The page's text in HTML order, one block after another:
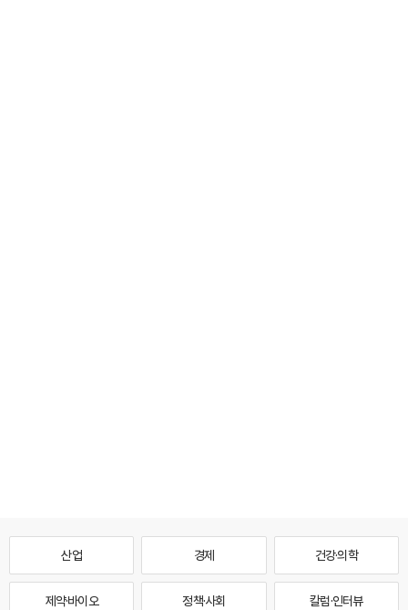
산업 경제 건강·의학
제약·바이오 정책·사회 칼럼·인터뷰